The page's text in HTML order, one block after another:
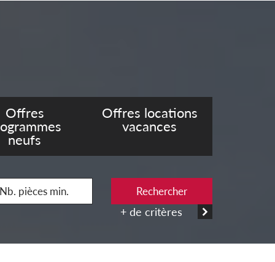
Offres
neufs
Offres locations
vacances
Rechercher
+ de critères